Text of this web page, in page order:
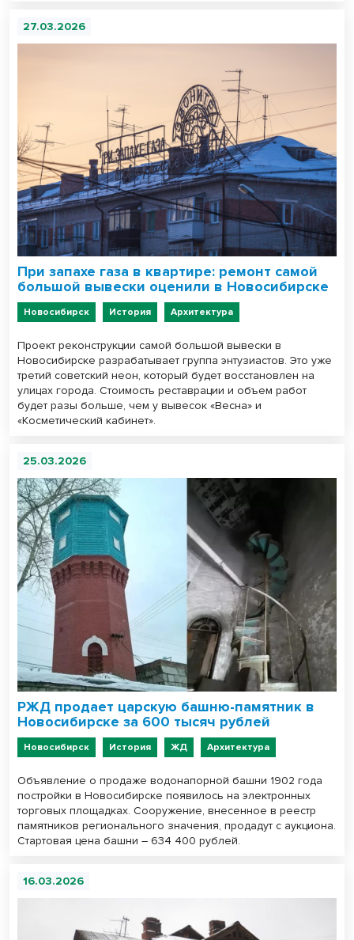
27.03.2026
При запахе газа в квартире: ремонт самой
большой вывески оценили в Новосибирске
Новосибирск История Архитектура
Проект реконструкции самой большой вывески в
Новосибирске разрабатывает группа энтузиастов. Это уже
третий советский неон, который будет восстановлен на
улицах города. Стоимость реставрации и объем работ
будет разы больше, чем у вывесок «Весна» и
«Косметический кабинет».
25.03.2026
РЖД продает царскую башню-памятник в
Новосибирске за 600 тысяч рублей
Новосибирск История ЖД Архитектура
Объявление о продаже водонапорной башни 1902 года
постройки в Новосибирске появилось на электронных
торговых площадках. Сооружение, внесенное в реестр
памятников регионального значения, продадут с аукциона.
Стартовая цена башни – 634 400 рублей.
16.03.2026